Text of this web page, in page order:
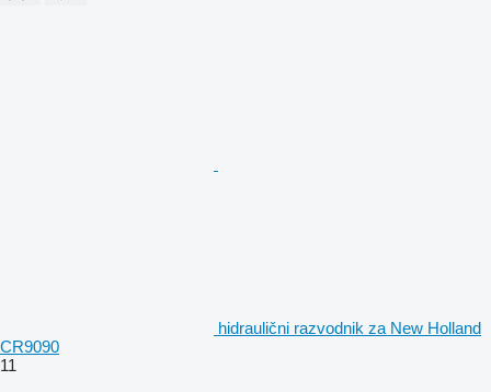
hidraulični razvodnik za New Holland
CR9090
11